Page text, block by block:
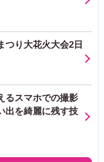
り大花火大会2日
るスマホでの撮影
を綺麗に残す技